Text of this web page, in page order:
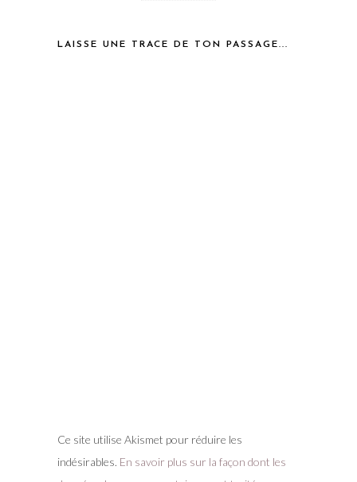
LAISSE UNE TRACE DE TON PASSAGE...
Ce site utilise Akismet pour réduire les
indésirables. En savoir plus sur la façon dont les